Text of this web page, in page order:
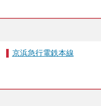
京浜急行電鉄本線